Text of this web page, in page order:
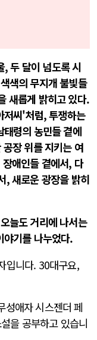
, 두 달이 넘도록 시
색의 무지개 불빛들
새롭게 밝히고 있다.
씨'처럼, 투쟁하는
령의 농민들 곁에
장 위를 지키는 여
애인들 곁에서, 다
, 새로운 광장을 밝히
늘도 거리에 나서는
기를 나누었다.
입니다. 30대구요,
성애자 시스젠더 페
을 공부하고 있습니